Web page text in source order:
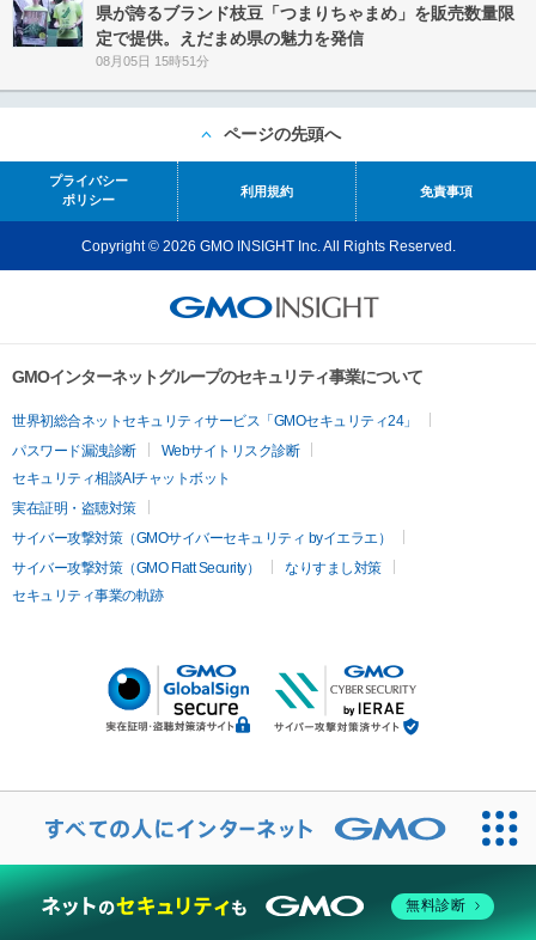
県が誇るブランド枝豆「つまりちゃまめ」を販売数量限
定で提供。えだまめ県の魅力を発信
08月05日 15時51分
ページの先頭へ
プライバシー
ポリシー
利用規約 免責事項
Copyright © 2026 GMO INSIGHT Inc. All Rights Reserved.
GMOインターネットグループのセキュリティ事業について
世界初総合ネットセキュリティサービス「GMOセキュリティ24」
パスワード漏洩診断
Webサイトリスク診断
セキュリティ相談AIチャットボット
実在証明・盗聴対策
サイバー攻撃対策（GMOサイバーセキュリティ byイエラエ）
サイバー攻撃対策（GMO Flatt Security）
なりすまし対策
セキュリティ事業の軌跡
無料診断